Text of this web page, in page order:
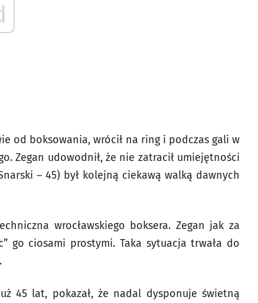
od boksowania, wrócił na ring i podczas gali w
Zegan udowodnił, że nie zatracił umiejętności
– 45) był kolejną ciekawą walką dawnych
wrocławskiego boksera. Zegan jak za
go ciosami prostymi. Taka sytuacja trwała do
45 lat, pokazał, że nadal dysponuje świetną